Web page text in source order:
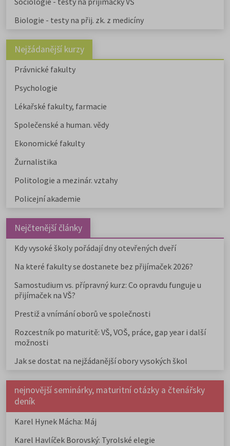
Biologie - testy na přij. zk. z medicíny
Nejžádanější kurzy
Právnické fakulty
Psychologie
Lékařské fakulty, farmacie
Společenské a human. vědy
Ekonomické fakulty
Žurnalistika
Politologie a mezinár. vztahy
Policejní akademie
Nejčtenější články
Kdy vysoké školy pořádají dny otevřených dveří
Na které fakulty se dostanete bez přijímaček 2026?
Samostudium vs. přípravný kurz: Co opravdu funguje u
přijímaček na VŠ?
Prestiž a vnímání oborů ve společnosti
Rozcestník po maturitě: VŠ, VOŠ, práce, gap year i další
možnosti
Jak se dostat na nejžádanější obory vysokých škol
nejnovější seminárky, maturitní otázky a čtenářsky
deník
Karel Hynek Mácha: Máj
Karel Havlíček Borovský: Tyrolské elegie